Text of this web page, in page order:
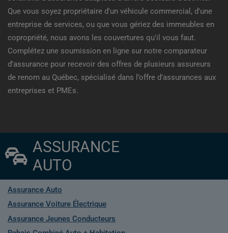
Que vous soyez propriétaire d'un véhicule commercial, d'une
entreprise de services, ou que vous gériez des immeubles en
copropriété, nous avons les couvertures qu'il vous faut.
Complétez une soumission en ligne sur notre comparateur
d’assurance pour recevoir des offres de plusieurs assureurs
de renom au Québec, spécialisé dans l’offre d’assurances aux
entreprises et PMEs.
ASSURANCE
AUTO
Assurance Auto
Assurance Voiture Électrique
Assurance Jeunes Conducteurs